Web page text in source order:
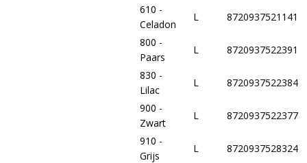
610 -
Celadon
L
8720937521141
800 -
Paars
L
8720937522391
830 -
Lilac
L
8720937522384
900 -
Zwart
L
8720937522377
910 -
Grijs
L 8720937528324